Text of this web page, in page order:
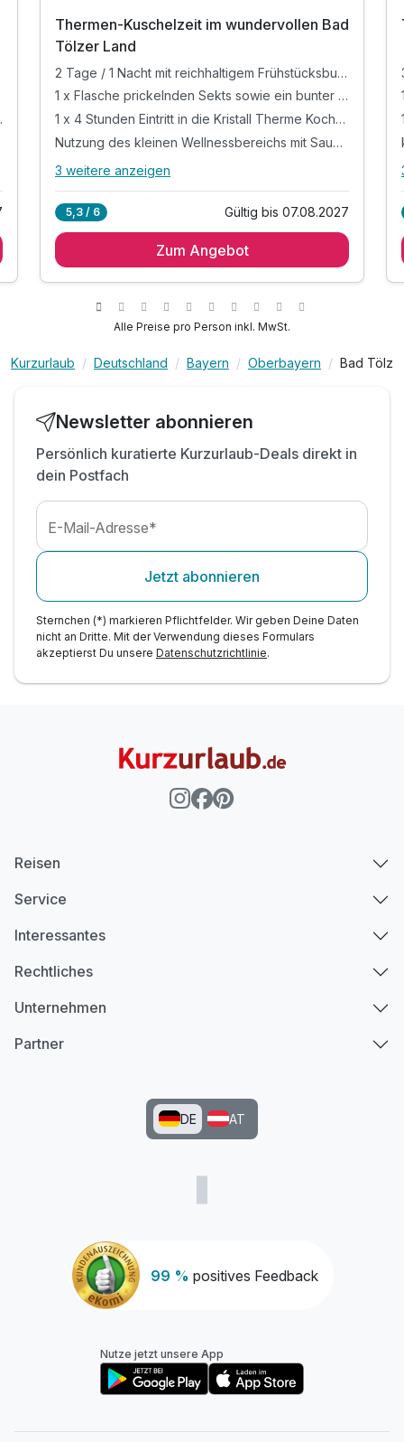
Pralinen im Hotel
Thermen-Kuschelzeit im wundervollen Bad
Tölzer Land
2 Tage / 1 Nacht mit reichhaltigem Frühstücksbuffet und einem Begrüßungsgeschenk
1 x Flasche prickelnden Sekts sowie ein bunter Obstteller auf dem Zimmer
1 x 4 Stunden Eintritt in die Kristall Therme Kochel direkt am See mit 5400 m² Thermen-, Sauna-, und Wellnessgenuss und Panoramapool mit Seeblick im Rahmen Ihrer Gästekarte
Nutzung des kleinen Wellnessbereichs mit Sauna und Infrarot-Wärmekabine (Bademantel inklusive)
Alle Inklusivleistungen
Frühstücksbuffet und einem
Begrüßungsgeschenk
Obstteller auf dem Zimmer
1 x 4 Stunden Eintritt in die Kristall Therme Kochel
und Wellnessgenuss und Panoramapool mit
Nutzung des kleinen Wellnessbereichs mit Sauna
und Infrarot-Wärmekabine (Bademantel inklusive)
KönigsCard-Gästekarte: sorgenfrei und
kostenlos viele Spitzenerlebnisse in den
WLAN-Nutzung
3 weitere anzeigen
5,3 / 6 Gültig bis 07.08.2027
Zum Angebot
Alle Preise pro Person inkl. MwSt.
Kurzurlaub Deutschland Bayern Oberbayern Bad Tölz
Newsletter abonnieren
Persönlich kuratierte Kurzurlaub-Deals direkt in
dein Postfach
E-Mail-Adresse*
Jetzt abonnieren
Sternchen (*) markieren Pflichtfelder. Wir geben Deine Daten
nicht an Dritte. Mit der Verwendung dieses Formulars
akzeptierst Du unsere Datenschutzrichtlinie.
99 % positives Feedback
Reisen
Service
Interessantes
Rechtliches
Unternehmen
Partner
DE AT
Nutze jetzt unsere App